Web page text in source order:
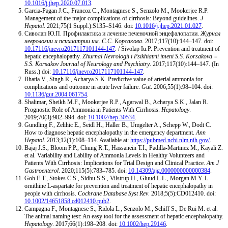
10.1016/j.jhep.2020.07.013
Garcia-Pagan J.C., Francoz C., Montagnese S., Senzolo M., Mookerjee R.P.
Management of the major complications of cirrhosis: Beyond guidelines. J
Hepatol . 2021;75(1 Suppl.):S135–S146. doi: 10.1016/j.jhep.2021.01.027
Сиволап Ю.П. Профилактика и лечение печеночной энцефалопатии. Журнал
неврологии и психиатрии им. С.С. Корсакова . 2017;117(10):144–147. doi:
10.17116/jnevro2017117101144-147 . / Sivolap Iu.P. Prevention and treatment of
hepatic encephalopathy. Zhurnal Nevrologii i Psikhiatrii imeni S.S. Korsakova =
S.S. Korsakov Journal of Neurology and Psychiatry. 2017;117(10):144–147. (In
Russ.) doi: 10.17116/jnevro2017117101144-147
Bhatia V., Singh R., Acharya S.K. Predictive value of arterial ammonia for
complications and outcome in acute liver failure. Gut. 2006;55(1):98–104. doi:
10.1136/gut.2004.061754
Shalimar, Sheikh M.F., Mookerjee R.P., Agarwal B., Acharya S.K., Jalan R.
Prognostic Role of Ammonia in Patients With Cirrhosis. Hepatology.
2019;70(3):982–994. doi: 10.1002/hep.30534
Gundling F., Zelihic E., Seidl H., Haller B., Umgelter A., Schepp W., Dodt C.
How to diagnose hepatic encephalopathy in the emergency department. Ann
Hepatol . 2013;12(1):108–114. Available at: https://pubmed.ncbi.nlm.nih.gov/.
Bajaj J.S., Bloom P.P., Chung R.T., Hassanein T.I., Padilla-Martinez M., Kayali Z.
et al. Variability and Lability of Ammonia Levels in Healthy Volunteers and
Patients With Cirrhosis: Implications for Trial Design and Clinical Practice. Am J
Gastroenterol . 2020;115(5):783–785. doi: 10.14309/ajg.0000000000000384
Goh E.T., Stokes C.S., Sidhu S.S., Vilstrup H., Gluud L.L., Morgan M.Y. L-
ornithine L-aspartate for prevention and treatment of hepatic encephalopathy in
people with cirrhosis. Cochrane Database Syst Rev. 2018;5(5):CD012410. doi:
10.1002/14651858.cd012410.pub2
Campagna F., Montagnese S., Ridola L., Senzolo M., Schiff S., De Rui M. et al.
The animal naming test: An easy tool for the assessment of hepatic encephalopathy.
Hepatology. 2017;66(1):198–208. doi: 10.1002/hep.29146